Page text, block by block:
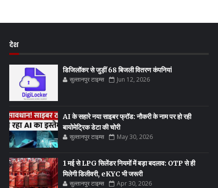
देश
डिजिलॉकर से जुड़ीं 68 बिजली वितरण कंपनियां
सुल्तानपुर टाइम्स Jun 12, 2026
AI के सहारे नया साइबर फ्रॉड: नौकरी के नाम पर हो रही
बायोमेट्रिक डेटा की चोरी
सुल्तानपुर टाइम्स May 30, 2026
1 मई से LPG सिलेंडर नियमों में बड़ा बदलाव: OTP से ही
मिलेगी डिलीवरी, eKYC भी जरूरी
सुल्तानपुर टाइम्स Apr 30, 2026